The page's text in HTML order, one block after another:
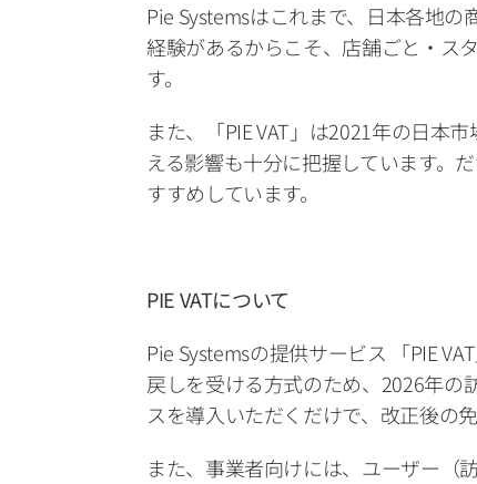
Pie Systemsはこれまで、日本各地
経験があるからこそ、店舗ごと・ス
す。
また、「PIE VAT」は2021年の日本
える影響も十分に把握しています。
すすめしています。
PIE VATについて
Pie Systemsの提供サービス 「PIE
戻しを受ける方式のため、2026年の
スを導入いただくだけで、改正後の
また、事業者向けには、ユーザー（